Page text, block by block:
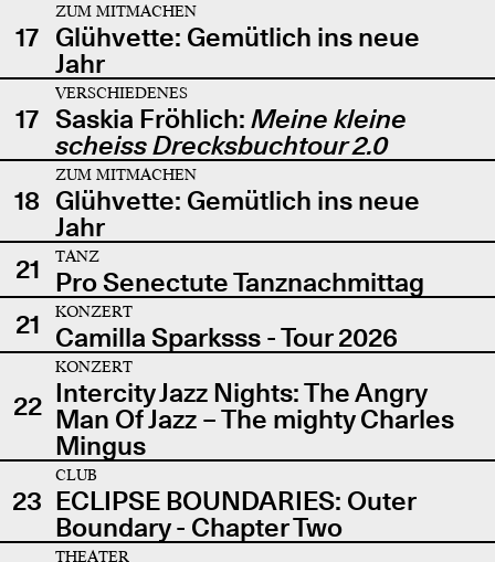
17
ZUM MITMACHEN
Glühvette: Gemütlich ins neue
Jahr
17
VERSCHIEDENES
Saskia Fröhlich: Meine kleine
scheiss Drecksbuchtour 2.0
18
ZUM MITMACHEN
Glühvette: Gemütlich ins neue
Jahr
21
TANZ
Pro Senectute Tanznachmittag
21
KONZERT
Camilla Sparksss - Tour 2026
22
KONZERT
Intercity Jazz Nights: The Angry
Man Of Jazz – The mighty Charles
Mingus
23
CLUB
ECLIPSE BOUNDARIES: Outer
Boundary - Chapter Two
THEATER